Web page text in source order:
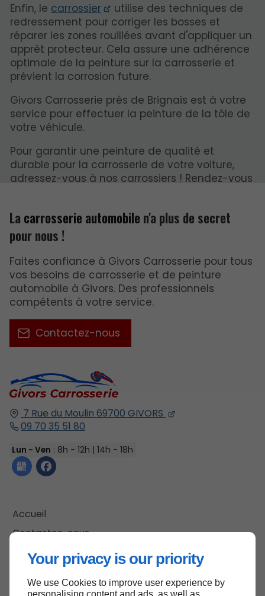
Your privacy is our priority
We use Cookies to improve user experience by
personalising content and ads, as well as
Enfin, le carrossier
utilise des techniques de
redressement pour corriger les bosses et
réparer les zones rouillées avant d'appliquer un
apprêt protecteur. Cela assure une adhérence
optimale de la peinture sur la carrosserie et
prévient la corrosion future.
Givors Carrosserie près de Brignais est à votre
service pour effectuer la peinture de la tôle de
votre véhicule.
Pour garantir une peinture de qualité et
durable pour la carrosserie de votre voiture,
adressez-vous à nos carrossiers ! Rendez-vous
7 Rue du Moulin 69700 GIVORS
09 70 35 51 80
Lun - Ven : 8h - 12h | 14h - 18h
Accueil
Contactez-nous
Mentions légales
Plan du site
La carrosserie automobile n'a plus de secret
pour nous !
Faites confiance à Givors Carrosserie pour tous
vos besoins de carrosserie et de peinture
automobile à Givors. Des professionnels
compétents à votre service.
Contactez-nous